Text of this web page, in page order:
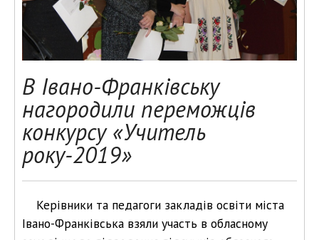
В Івано-Франківську
нагородили переможців
конкурсу «Учитель
року-2019»
Керівники та педагоги закладів освіти міста
Івано-Франківська взяли участь в обласному